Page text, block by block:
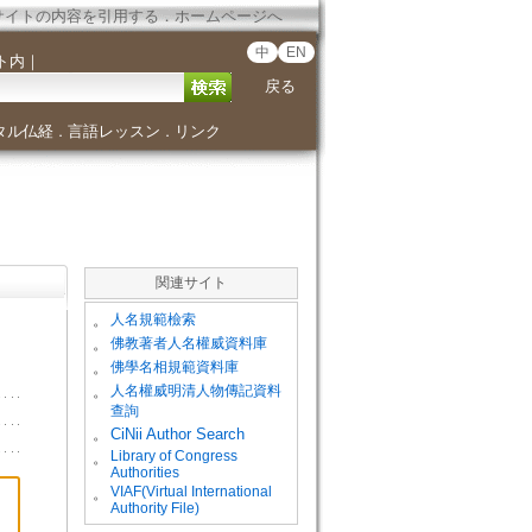
イトの内容を引用する．ホームページへ
内 ｜ 中 EN
戻る
ル仏経． 言語レッスン ． リンク
関連サイト
。 人名規範檢索
。 佛教著者人名權威資料庫
。 佛學名相規範資料庫
。
人名權威明清人物傳記資料
查詢
。
CiNii Author Search
。
Library of Congress
Authorities
。
VIAF(Virtual International
Authority File)